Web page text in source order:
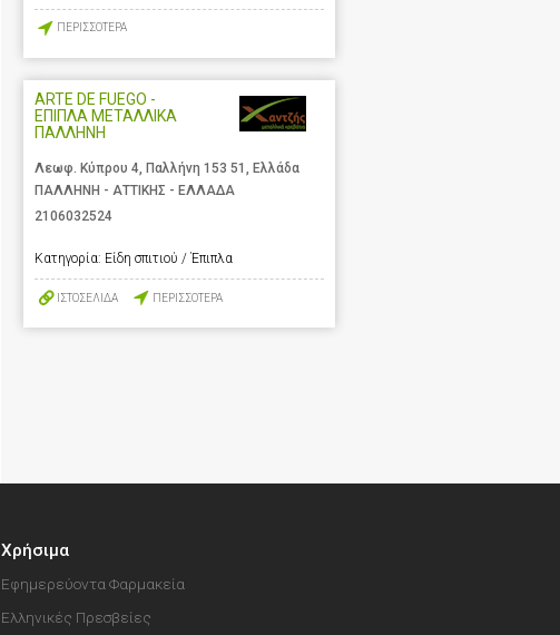
ΠΕΡΙΣΣΟΤΕΡΑ
ARTE DE FUEGO -
ΕΠΙΠΛΑ ΜΕΤΑΛΛΙΚΑ
ΠΑΛΛΗΝΗ
Λεωφ. Κύπρου 4, Παλλήνη 153 51, Ελλάδα
ΠΑΛΛΗΝΗ - ΑΤΤΙΚΗΣ - ΕΛΛΑΔΑ
2106032524
Κατηγορία: Είδη σπιτιού / Έπιπλα
ΙΣΤΟΣΕΛΙΔΑ ΠΕΡΙΣΣΟΤΕΡΑ
Χρήσιμα
Εφημερεύοντα Φαρμακεία
Ελληνικές Πρεσβείες